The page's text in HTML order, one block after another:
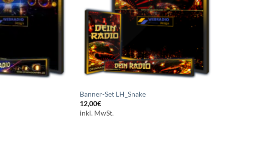
Banner-Set LH_Snake
12,00€
inkl. MwSt.